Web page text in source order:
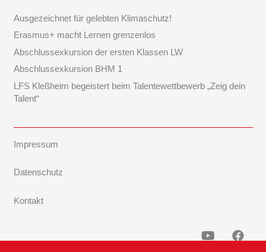
Ausgezeichnet für gelebten Klimaschutz!
Erasmus+ macht Lernen grenzenlos
Abschlussexkursion der ersten Klassen LW
Abschlussexkursion BHM 1
LFS Kleßheim begeistert beim Talentewettbewerb „Zeig dein
Talent“
Impressum
Datenschutz
Kontakt